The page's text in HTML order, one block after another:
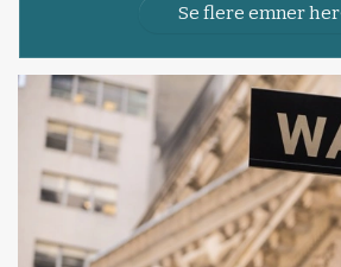
Se flere emner her